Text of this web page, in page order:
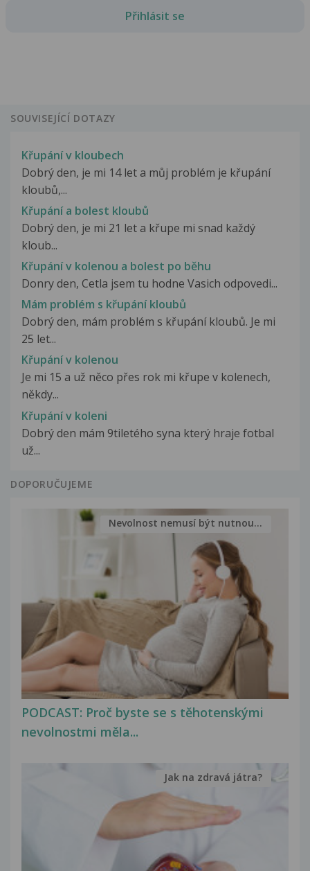
Přihlásit se
SOUVISEJÍCÍ DOTAZY
Křupání v kloubech
Dobrý den, je mi 14 let a můj problém je křupání
kloubů,...
Křupání a bolest kloubů
Dobrý den, je mi 21 let a křupe mi snad každý
kloub...
Křupání v kolenou a bolest po běhu
Donry den, Cetla jsem tu hodne Vasich odpovedi...
Mám problém s křupání kloubů
Dobrý den, mám problém s křupání kloubů. Je mi
25 let...
Křupání v kolenou
Je mi 15 a už něco přes rok mi křupe v kolenech,
někdy...
Křupání v koleni
Dobrý den mám 9tiletého syna který hraje fotbal
už...
DOPORUČUJEME
PODCAST: Proč byste se s těhotenskými
nevolnostmi měla...
Nevolnost nemusí být nutnou...
Jak na zdravá játra?